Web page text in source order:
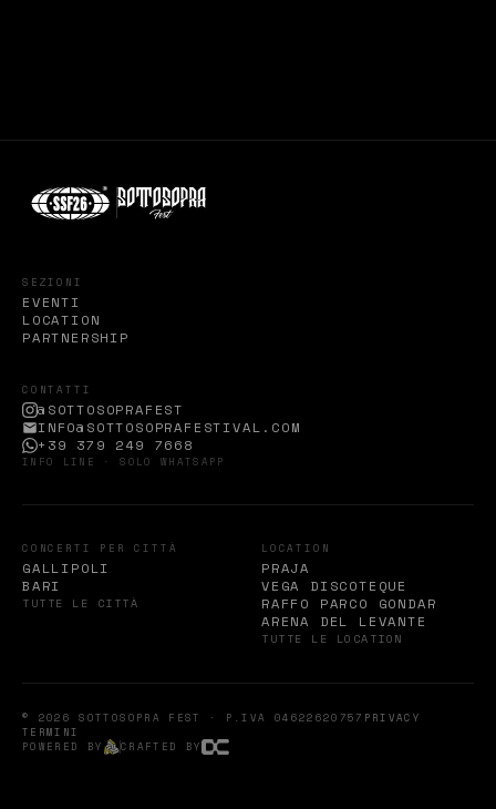
SEZIONI
EVENTI
LOCATION
PARTNERSHIP
CONTATTI
@SOTTOSOPRAFEST
INFO@SOTTOSOPRAFESTIVAL.COM
+39 379 249 7668
INFO LINE · SOLO WHATSAPP
CONCERTI PER CITTÀ
GALLIPOLI
BARI
TUTTE LE CITTÀ
LOCATION
PRAJA
VEGA DISCOTEQUE
RAFFO PARCO GONDAR
ARENA DEL LEVANTE
TUTTE LE LOCATION
© 2026 SOTTOSOPRA FEST · P.IVA 04622620757 PRIVACY
TERMINI
POWERED BY
CRAFTED BY